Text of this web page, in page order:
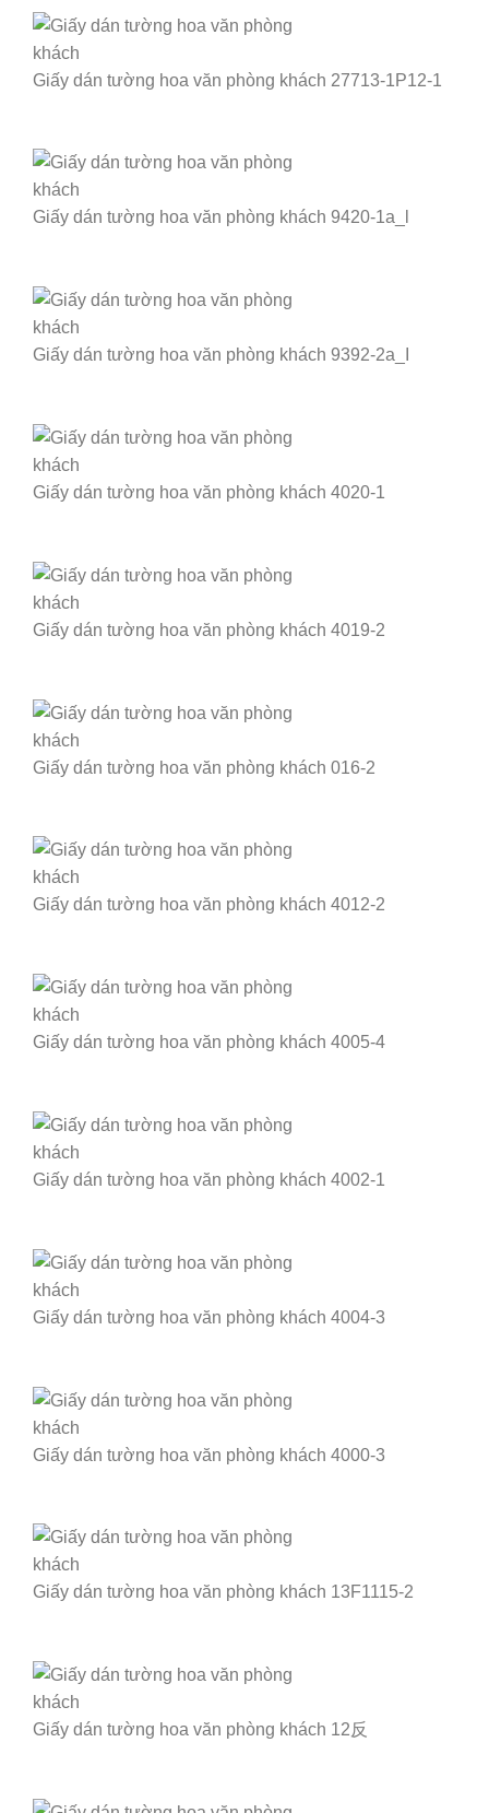
Giấy dán tường hoa văn phòng khách 27713-1P12-1
Giấy dán tường hoa văn phòng khách 9420-1a_l
Giấy dán tường hoa văn phòng khách 9392-2a_I
Giấy dán tường hoa văn phòng khách 4020-1
Giấy dán tường hoa văn phòng khách 4019-2
Giấy dán tường hoa văn phòng khách 016-2
Giấy dán tường hoa văn phòng khách 4012-2
Giấy dán tường hoa văn phòng khách 4005-4
Giấy dán tường hoa văn phòng khách 4002-1
Giấy dán tường hoa văn phòng khách 4004-3
Giấy dán tường hoa văn phòng khách 4000-3
Giấy dán tường hoa văn phòng khách 13F1115-2
Giấy dán tường hoa văn phòng khách 12反